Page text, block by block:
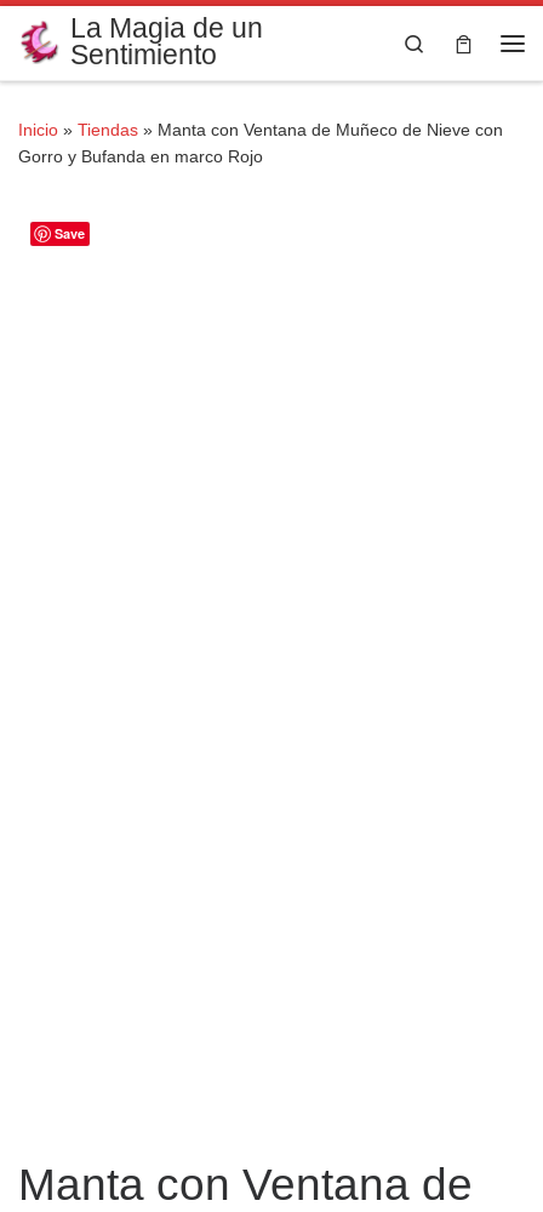
Saltar al contenido
La Magia de un
Sentimiento
Search
Inicio » Tiendas » Manta con Ventana de Muñeco de Nieve con
Gorro y Bufanda en marco Rojo
Save
Manta con Ventana de